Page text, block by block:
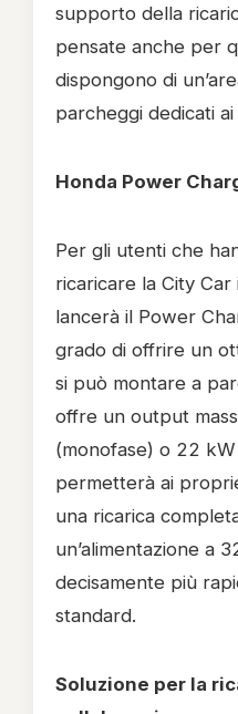
supporto della
pensate anche per
dispongono di
parcheggi dedicati ai
Honda Power
Per gli utenti che
ricaricare la City
lancerà il Power
grado di offrire un
si può montare a
offre un output
(monofase) o 22
permetterà ai
una ricarica
un’alimentazione a
decisamente più
standard.
Soluzione per la